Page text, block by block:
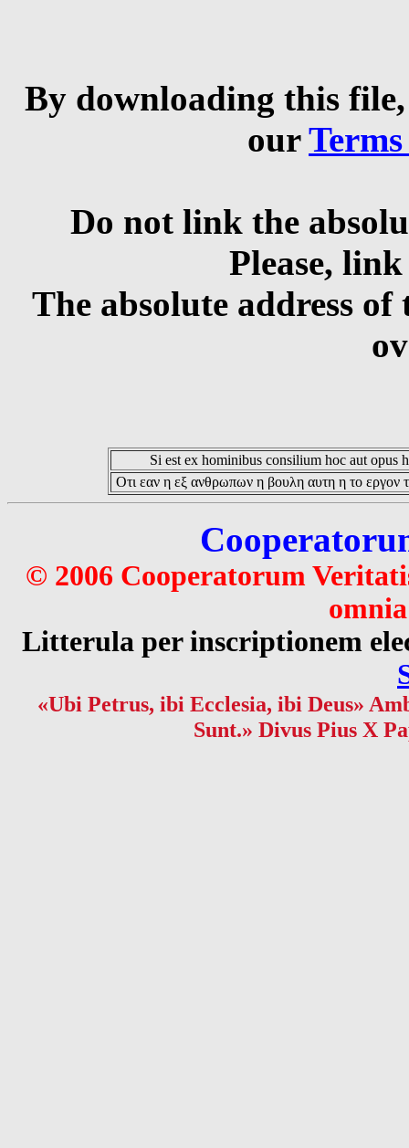
By downloading this
our
Do not link the
Please,
The absolute address
Si est ex hominibus consilium hoc aut opus
Οτι εαν η εξ ανθρωπων η βουλη αυτη η το εργον
© 2006 Cooperatorum
Litterula per inscriptionem
«Ubi Petrus, ibi Ecclesia, ibi Deus»
Sunt.» Divus Pius X